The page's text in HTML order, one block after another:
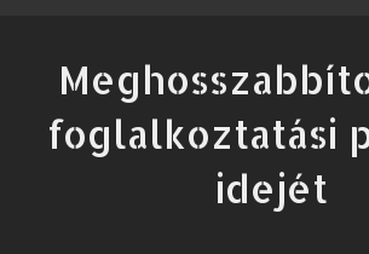
foglalkoztatási
idejét